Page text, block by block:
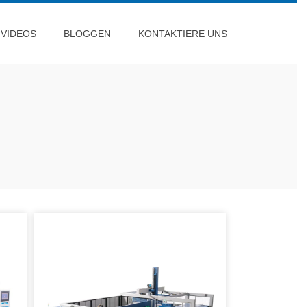
VIDEOS BLOGGEN KONTAKTIERE UNS